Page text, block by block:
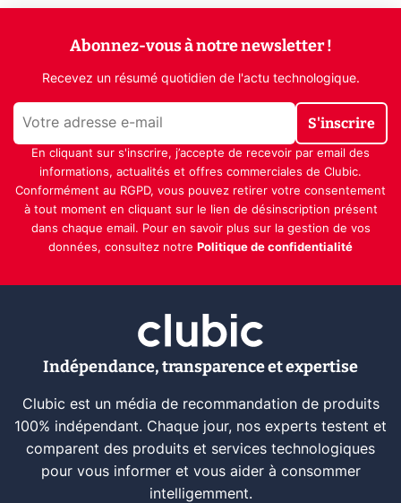
Abonnez-vous à notre newsletter !
Recevez un résumé quotidien de l'actu technologique.
S'inscrire
En cliquant sur s'inscrire, j’accepte de recevoir par email des
informations, actualités et offres commerciales de Clubic.
Conformément au RGPD, vous pouvez retirer votre consentement
à tout moment en cliquant sur le lien de désinscription présent
dans chaque email. Pour en savoir plus sur la gestion de vos
données, consultez notre Politique de confidentialité
Indépendance, transparence et expertise
Clubic est un média de recommandation de produits
100% indépendant. Chaque jour, nos experts testent et
comparent des produits et services technologiques
pour vous informer et vous aider à consommer
intelligemment.